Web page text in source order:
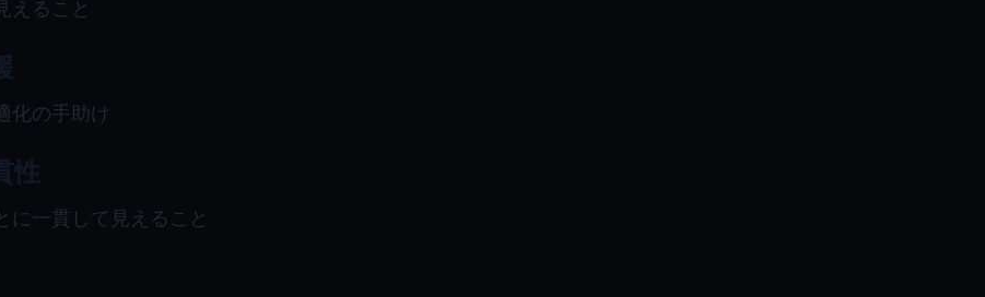
えること
化の手助け
性
に一貫して見えること